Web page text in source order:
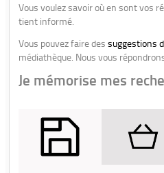
Vous voulez savoir où en sont vos
tient informé.
Vous pouvez faire des suggestions
médiathèque. Nous vous
Je mémorise mes